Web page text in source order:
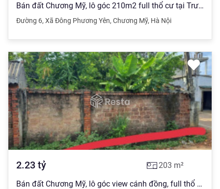
Bán đất Chương Mỹ, lô góc 210m2 full thổ cư tại Trường Yên phồn hoa tráng lệ
Đường 6, Xã Đông Phương Yên, Chương Mỹ, Hà Nội
2.23 tỷ 203 m²
Bán đất Chương Mỹ, lô góc view cánh đồng, full thổ cư diện tích 203m